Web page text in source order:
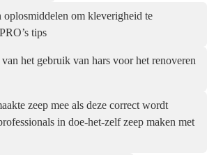
om kleverigheid te
tips
het gebruik van hars voor het renoveren
zeep mee als deze correct wordt
in doe-het-zelf zeep maken met